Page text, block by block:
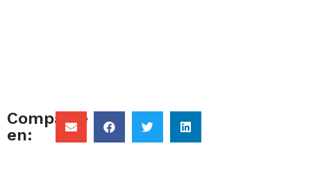
Comparte
en: